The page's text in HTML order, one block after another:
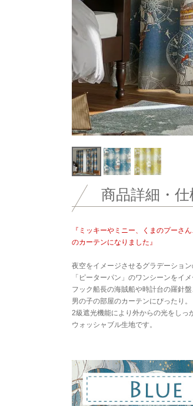
商品詳細・仕
『ミッキーやミニー、くまのプーさ
のカーテンになりました』
夜空をイメージさせるグラデーショ
「ピーターパン」のワンシーンをイ
フック船長の海賊船や時計台の羅針
男の子の部屋のカーテンにぴったり。
2級遮光機能により外からの光をしっ
ウォッシャブル生地です。